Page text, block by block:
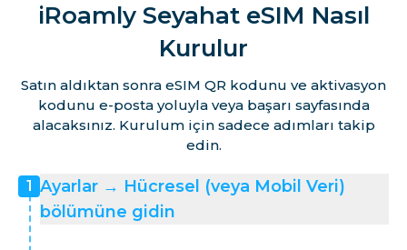
iRoamly Seyahat eSIM Nasıl
Kurulur
Satın aldıktan sonra eSIM QR kodunu ve aktivasyon
kodunu e-posta yoluyla veya başarı sayfasında
alacaksınız. Kurulum için sadece adımları takip
edin.
1
Ayarlar → Hücresel (veya Mobil Veri)
bölümüne gidin